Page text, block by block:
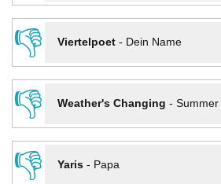
👎
Viertelpoet- Dein Name
👎
Weather's Changing - Summer
👎
Yaris- Papa